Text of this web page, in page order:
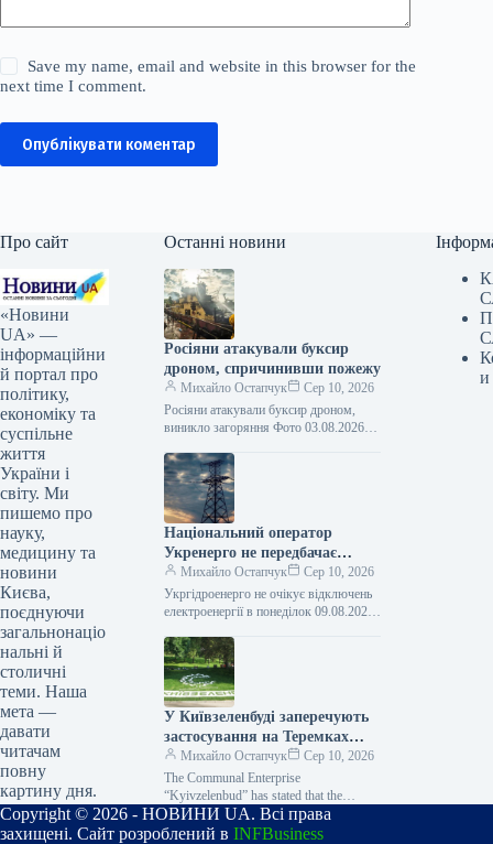
Save my name, email and website in this browser for the
next time I comment.
Опублікувати коментар
Про сайт
«Новини
UA» —
інформаційни
й портал про
політику,
економіку та
суспільне
життя
України і
світу. Ми
пишемо про
науку,
медицину та
новини
Києва,
поєднуючи
загальнонаціо
нальні й
столичні
теми. Наша
мета —
давати
читачам
повну
картину дня.
Останні новини
Росіяни атакували буксир
дроном, спричинивши пожежу
Михайло Остапчук
Сер 10, 2026
Росіяни атакували буксир дроном,
виникло загоряння Фото 03.08.2026
вдосвіта 3 серпня атакували
комерційний буксир безпілотником
типу…
Національний оператор
Укренерго не передбачає
відключень електроенергії у
понеділок.
Михайло Остапчук
Сер 10, 2026
Укргідроенерго не очікує відключень
електроенергії в понеділок 09.08.2026
понеділок, 10 серпня, обмежень у
споживанні електричної…
У Київзеленбуді заперечують
застосування на Теремках
техніки, наданої Великою
Британією для Збройних сил
України.
Михайло Остапчук
Сер 10, 2026
The Communal Enterprise
“Kyivzelenbud” has stated that the
specialized equipment being used for
work in Teremky was not transferred
и
Copyright © 2026 - НОВИНИ UA. Всі права
захищені. Сайт розроблений в INFBusiness